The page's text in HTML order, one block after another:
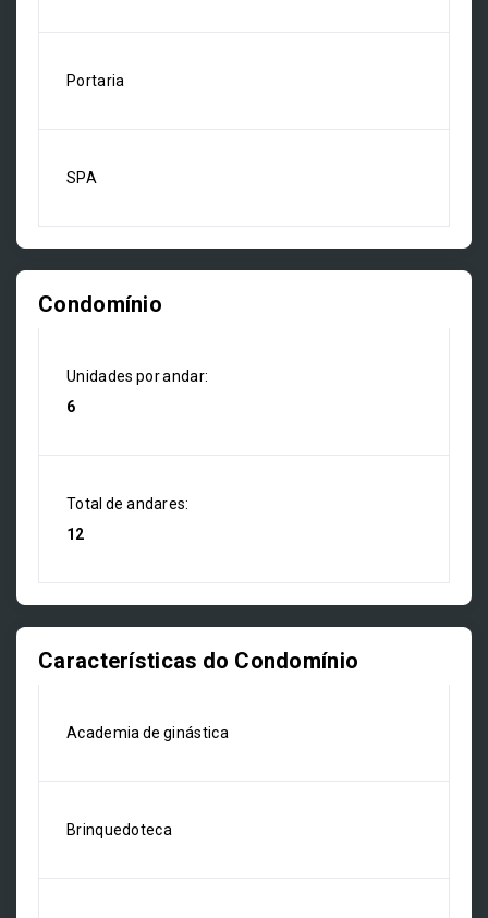
Portaria
SPA
Condomínio
Unidades por andar:
6
Total de andares:
12
Características do Condomínio
Academia de ginástica
Brinquedoteca